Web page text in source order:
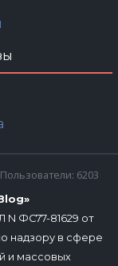
ФС77-81629 от
надзору в сфере
и массовых
Пользователи: 6203